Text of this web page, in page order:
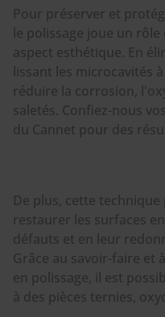
Pour préserver et
le polissage joue un
aspect esthétique. En
lissant les microcavités
réduire la corrosion,
saletés. Confiez-nous vos
du Cannet pour des
De plus, cette
restaurer les surfaces
défauts et en leur
Grâce au savoir-faire et
en polissage, il est
à des pièces ternies,